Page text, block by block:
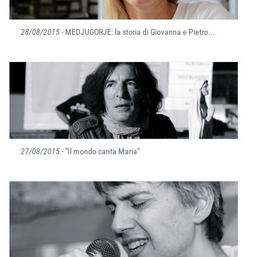
28/08/2015- MEDJUGORJE: la storia di Giovanna e Pietro...
27/08/2015- "Il mondo canta Maria"